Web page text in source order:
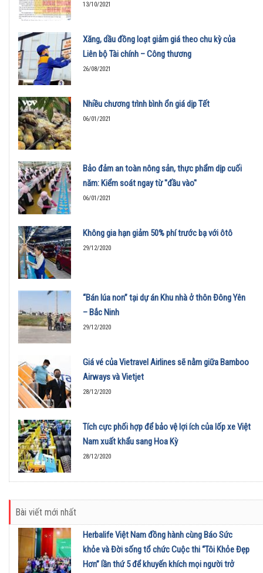
13/10/2021
Xăng, dầu đồng loạt giảm giá theo chu kỳ của
Liên bộ Tài chính – Công thương
26/08/2021
Nhiều chương trình bình ổn giá dịp Tết
06/01/2021
Bảo đảm an toàn nông sản, thực phẩm dịp cuối
năm: Kiểm soát ngay từ ''đầu vào''
06/01/2021
Không gia hạn giảm 50% phí trước bạ với ôtô
29/12/2020
“Bán lúa non” tại dự án Khu nhà ở thôn Đông Yên
– Bắc Ninh
29/12/2020
Giá vé của Vietravel Airlines sẽ nằm giữa Bamboo
Airways và Vietjet
28/12/2020
Tích cực phối hợp để bảo vệ lợi ích của lốp xe Việt
Nam xuất khẩu sang Hoa Kỳ
28/12/2020
Bài viết mới nhất
Herbalife Việt Nam đồng hành cùng Báo Sức
khỏe và Đời sống tổ chức Cuộc thi “Tôi Khỏe Đẹp
Hơn” lần thứ 5 để khuyến khích mọi người trở